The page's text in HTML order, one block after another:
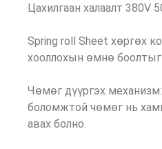
Цахилгаан халаалт 380V
Spring roll Sheet хөргөх
хооллохын өмнө
Чөмөг дүүргэх
боломжтой чөмөг нь
авах болно.